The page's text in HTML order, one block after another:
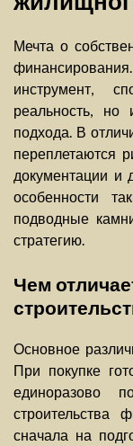
Мечта о
инструмент,
реальность, но
подхода. В
переплетаются
документации и
особенности
подводные
стратегию.
Чем
Основное
При покупке
единоразово
строительства
сначала на